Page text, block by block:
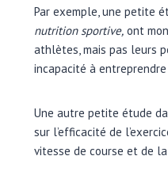
Par exemple, une petite
nutrition sportive, ont
athlètes, mais pas leurs
incapacité à
Une autre petite étude
sur l’efficacité de
vitesse de course et de